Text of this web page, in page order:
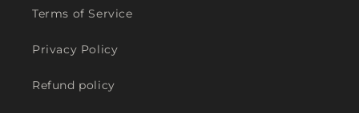
Terms of Service
Privacy Policy
Refund policy